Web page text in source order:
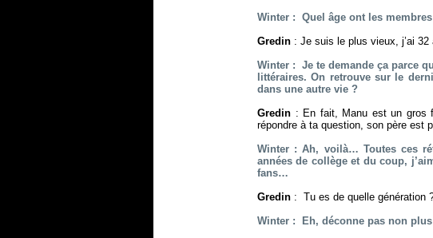
Winter : Quel âge ont les membres
Gredin : Je suis le plus vieux, j’ai 32
Winter : Je te demande ça parce
littéraires. On retrouve sur le
dans une autre vie ?
Gredin : En fait, Manu est un gros
répondre à ta question, son père est
Winter : Ah, voilà… Toutes ces
années de collège et du coup,
fans…
Gredin : Tu es de quelle génération
Winter : Eh, déconne pas non